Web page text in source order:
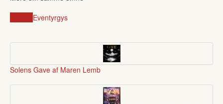
Eventyrgys
Solens Gave af Maren Lemb